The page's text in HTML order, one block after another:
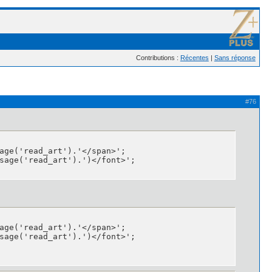
Contributions : Récentes | Sans réponse
#76
span>';
font>';
span>';
font>';